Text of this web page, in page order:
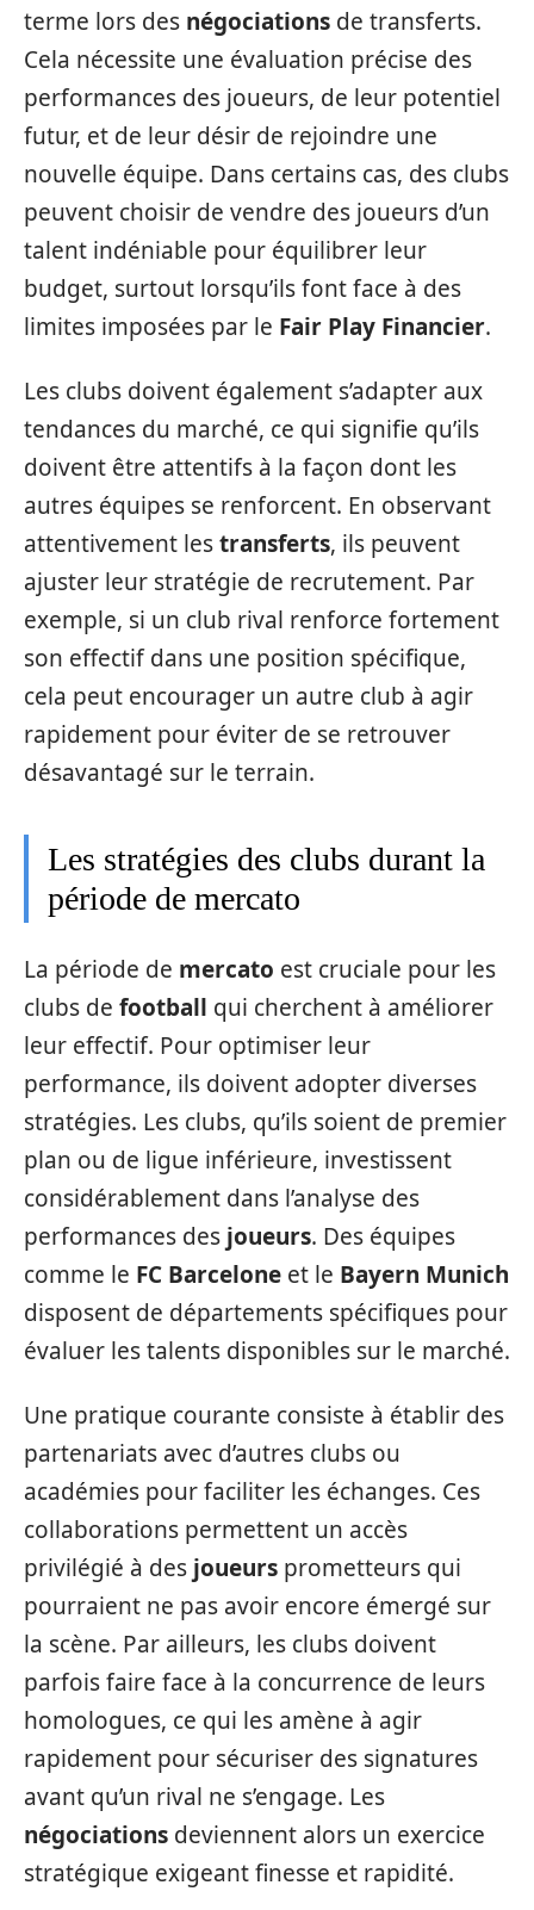
terme lors des négociations de transferts.
Cela nécessite une évaluation précise des
performances des joueurs, de leur potentiel
futur, et de leur désir de rejoindre une
nouvelle équipe. Dans certains cas, des clubs
peuvent choisir de vendre des joueurs d’un
talent indéniable pour équilibrer leur
budget, surtout lorsqu’ils font face à des
limites imposées par le Fair Play Financier.
Les clubs doivent également s’adapter aux
tendances du marché, ce qui signifie qu’ils
doivent être attentifs à la façon dont les
autres équipes se renforcent. En observant
attentivement lestransferts, ils peuvent
ajuster leur stratégie de recrutement. Par
exemple, si un club rival renforce fortement
son effectif dans une position spécifique,
cela peut encourager un autre club à agir
rapidement pour éviter de se retrouver
désavantagé sur le terrain.
Les stratégies des clubs durant la
période de mercato
La période de mercato est cruciale pour les
clubs de football qui cherchent à améliorer
leur effectif. Pour optimiser leur
performance, ils doivent adopter diverses
stratégies. Les clubs, qu’ils soient de premier
plan ou de ligue inférieure, investissent
considérablement dans l’analyse des
performances des joueurs. Des équipes
comme le FC Barcelone et le Bayern Munich
disposent de départements spécifiques pour
évaluer les talents disponibles sur le marché.
Une pratique courante consiste à établir des
partenariats avec d’autres clubs ou
académies pour faciliter les échanges. Ces
collaborations permettent un accès
privilégié à des joueurs prometteurs qui
pourraient ne pas avoir encore émergé sur
la scène. Par ailleurs, les clubs doivent
parfois faire face à la concurrence de leurs
homologues, ce qui les amène à agir
rapidement pour sécuriser des signatures
avant qu’un rival ne s’engage. Les
négociations deviennent alors un exercice
stratégique exigeant finesse et rapidité.